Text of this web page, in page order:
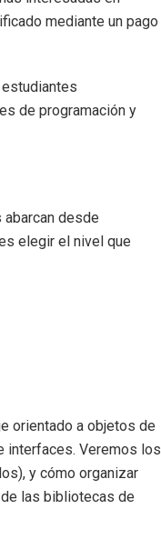
mediante un pago
de programación y
desde
elegir el nivel que
orientado a objetos de
interfaces. Veremos los
y cómo organizar
las bibliotecas de